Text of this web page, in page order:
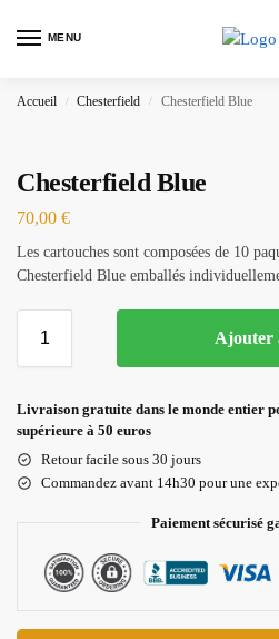
MENU
Accueil / Chesterfield / Chesterfield Blue
Chesterfield Blue
70,00 €
Les cartouches sont composées de 10
Chesterfield Blue emballés
Ajouter
Livraison gratuite dans le monde entier
supérieure à 50 euros
Retour facile sous 30 jours
Commandez avant 14h30 pour une
Paiement sécurisé